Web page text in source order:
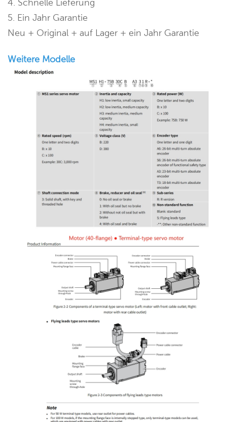
4. Schnelle Lieferung
5. Ein Jahr Garantie
Neu + Original + auf Lager + ein Jahr Garantie
Weitere Modelle